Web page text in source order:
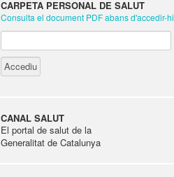
CARPETA PERSONAL DE SALUT
Consulta el document PDF abans d'accedir-hi
CANAL SALUT
El portal de salut de la
Generalitat de Catalunya